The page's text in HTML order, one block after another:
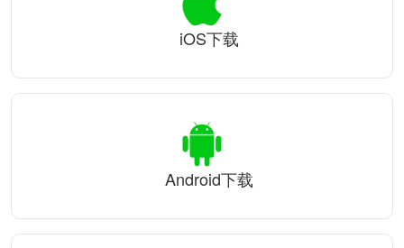
iOS下载
Android下载